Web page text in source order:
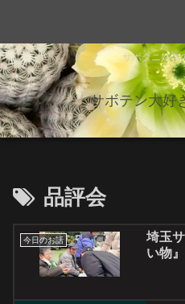
サボタニ好き
サボテン大好
品評会
今日のお話
埼玉
い物